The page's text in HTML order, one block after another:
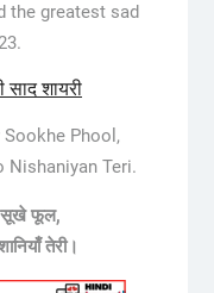
the greatest sad
शायरी
Sookhe Phool,
Nishaniyan Teri.
सूखे फूल,
तेरी।